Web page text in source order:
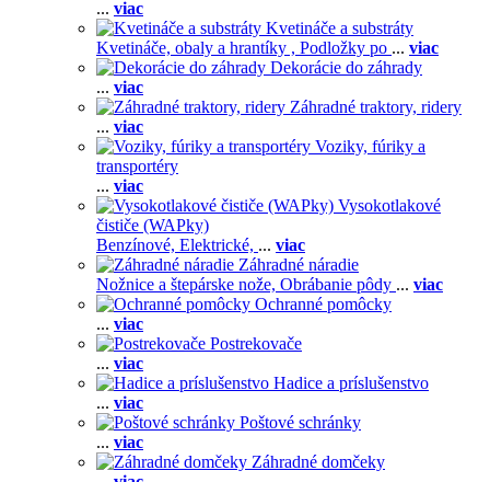
... viac
Kvetináče a substráty
Kvetináče, obaly a hrantíky , Podložky po ... viac
Dekorácie do záhrady
... viac
Záhradné traktory, ridery
... viac
Voziky, fúriky a
transportéry
... viac
Vysokotlakové
čističe (WAPky)
Benzínové, Elektrické, ... viac
Záhradné náradie
Nožnice a štepárske nože, Obrábanie pôdy ... viac
Ochranné pomôcky
... viac
Postrekovače
... viac
Hadice a príslušenstvo
... viac
Poštové schránky
... viac
Záhradné domčeky